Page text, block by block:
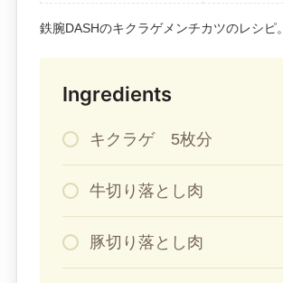
鉄腕DASHのキクラゲメンチカツのレシピ。
Ingredients
キクラゲ 5枚分
牛切り落とし肉
豚切り落とし肉